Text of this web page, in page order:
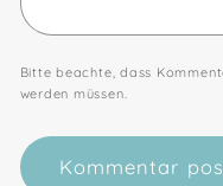
Bitte beachte, dass
werden müssen.